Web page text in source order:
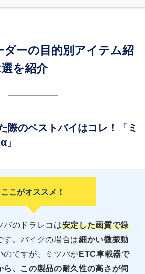
ダーの目的別アイテム紹
を紹介
際のベストバイはコレ！「ミ
」
ここがオススメ！
バのドラレコは安定した画質で録
す。バイクの場合は細かい微振動
のですが、ミツバがETC車載器で
ら、この製品の耐久性の高さが伺